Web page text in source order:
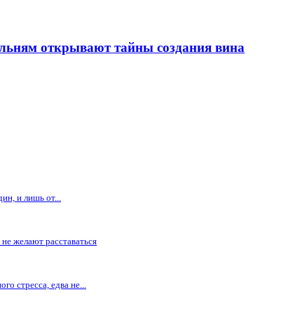
открывают тайны создания вина
и лишь от...
желают расставаться
стресса, едва не...